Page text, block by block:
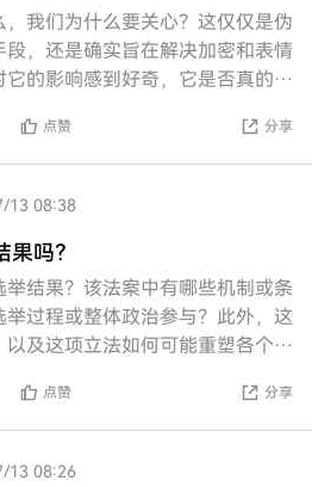
我们为什么要关心？这仅仅是伪
，还是确实旨在解决加密和表情
的影响感到好奇，它是否真的有
点赞 分享
13 08:38
吗？
结果？该法案中有哪些机制或条
过程或整体政治参与？此外，这
及这项立法如何可能重塑各个司
点赞 分享
13 08:26